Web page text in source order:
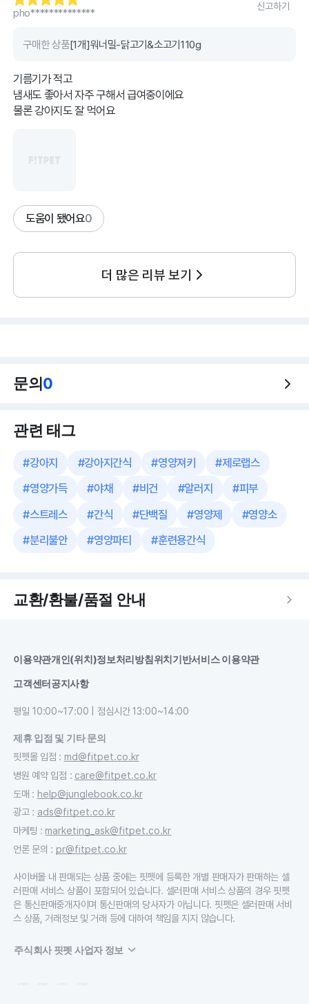
pho**************
신고하기
구매한 상품[1개]워너밀-닭고기&소고기110g
기름기가 적고
냄새도 좋아서 자주 구해서 급여중이에요
물론 강아지도 잘 먹어요
도움이 됐어요0
더 많은 리뷰 보기
문의0
관련 태그
#강아지 #강아지간식 #영양져키 #제로랩스
#영양가득 #야채 #비건 #알러지 #피부
#스트레스 #간식 #단백질 #영양제 #영양소
#분리불안 #영양파티 #훈련용간식
교환/환불/품절 안내
이용약관개인(위치)정보처리방침위치기반서비스 이용약관
고객센터공지사항
평일 10:00~17:00 | 점심시간 13:00~14:00
제휴 입점 및 기타 문의
핏펫몰 입점 : md@fitpet.co.kr
병원 예약 입점 : care@fitpet.co.kr
도매 : help@junglebook.co.kr
광고: ads@fitpet.co.kr
마케팅 : marketing_ask@fitpet.co.kr
언론 문의 : pr@fitpet.co.kr
사이버몰 내 판매되는 상품 중에는 핏펫에 등록한 개별 판매자가 판매하는 셀
러판매 서비스 상품이 포함되어 있습니다. 셀러판매 서비스 상품의 경우 핏펫
은 통신판매중개자이며 통신판매의 당사자가 아닙니다. 핏펫은 셀러판매 서비
스 상품, 거래정보 및 거래 등에 대하여 책임을 지지 않습니다.
주식회사 핏펫 사업자 정보